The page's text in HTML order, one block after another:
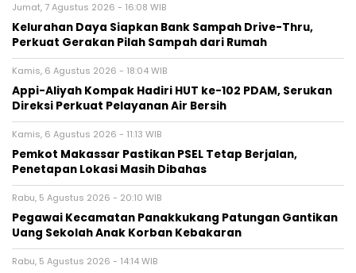
Jumat, 7 Agustus 2026 - 16:08 WIB
Kelurahan Daya Siapkan Bank Sampah Drive-Thru,
Perkuat Gerakan Pilah Sampah dari Rumah
Kamis, 6 Agustus 2026 - 18:04 WIB
Appi-Aliyah Kompak Hadiri HUT ke-102 PDAM, Serukan
Direksi Perkuat Pelayanan Air Bersih
Kamis, 6 Agustus 2026 - 11:13 WIB
Pemkot Makassar Pastikan PSEL Tetap Berjalan,
Penetapan Lokasi Masih Dibahas
Rabu, 5 Agustus 2026 - 20:10 WIB
Pegawai Kecamatan Panakkukang Patungan Gantikan
Uang Sekolah Anak Korban Kebakaran
Rabu, 5 Agustus 2026 - 14:14 WIB